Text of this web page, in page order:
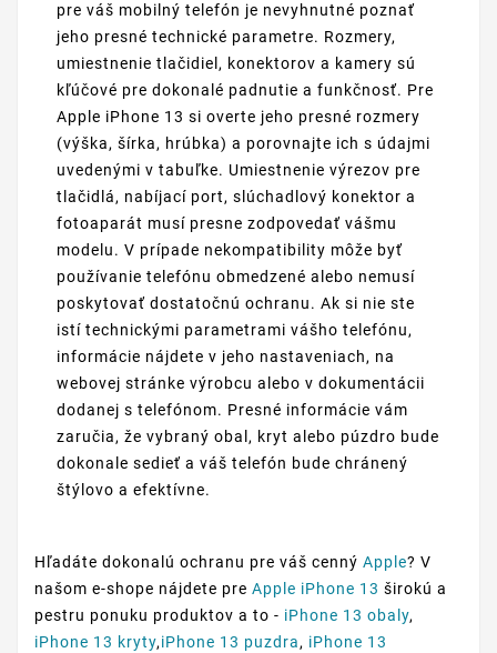
pre váš mobilný telefón je nevyhnutné poznať
jeho presné technické parametre. Rozmery,
umiestnenie tlačidiel, konektorov a kamery sú
kľúčové pre dokonalé padnutie a funkčnosť. Pre
Apple iPhone 13 si overte jeho presné rozmery
(výška, šírka, hrúbka) a porovnajte ich s údajmi
uvedenými v tabuľke. Umiestnenie výrezov pre
tlačidlá, nabíjací port, slúchadlový konektor a
fotoaparát musí presne zodpovedať vášmu
modelu. V prípade nekompatibility môže byť
používanie telefónu obmedzené alebo nemusí
poskytovať dostatočnú ochranu. Ak si nie ste
istí technickými parametrami vášho telefónu,
informácie nájdete v jeho nastaveniach, na
webovej stránke výrobcu alebo v dokumentácii
dodanej s telefónom. Presné informácie vám
zaručia, že vybraný obal, kryt alebo púzdro bude
dokonale sedieť a váš telefón bude chránený
štýlovo a efektívne.
Hľadáte dokonalú ochranu pre váš cenný Apple? V
našom e-shope nájdete pre Apple iPhone 13 širokú a
pestru ponuku produktov a to - iPhone 13 obaly,
iPhone 13 kryty,iPhone 13 puzdra, iPhone 13